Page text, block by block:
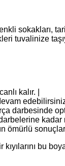
sokakları,
tuvalinize
kalır. |
darbesinde
kadar
ömürlü sonuçlar.
kıyılarını